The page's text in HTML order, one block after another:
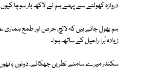
دروازہ کھولنے سے پہلے ہم نے لاکھ بار سوچا
ہم بھول جاتے ہیں کہ لالچ، حرص اور طمع
زیادہ بُرا راحیل کے ساتھ ہوا۔